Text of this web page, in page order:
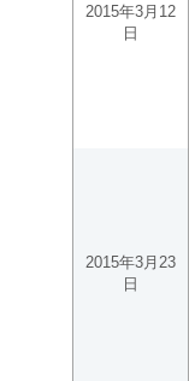
2015年3月12
日
2015年3月23
日